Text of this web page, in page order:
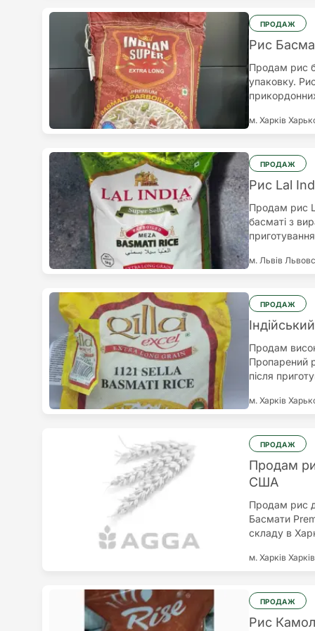
ПРОДАЖ
Рис
Продам рис
упаковку.
час варіння
м. Харків
ПРОДАЖ
Рис Lal
Продам рис
басматі з
змінюватися
м. Львів
ПРОДАЖ
Продам
Пропарений
після
східної
м. Харків
ПРОДАЖ
Продам
США
Продам рис
Басмати
складу в
м. Харків
ПРОДАЖ
Рис